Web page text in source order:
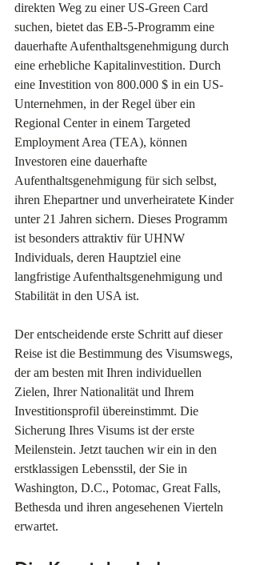
direkten Weg zu einer US-Green Card
suchen, bietet das EB-5-Programm eine
dauerhafte Aufenthaltsgenehmigung durch
eine erhebliche Kapitalinvestition. Durch
eine Investition von 800.000 $ in ein US-
Unternehmen, in der Regel über ein
Regional Center in einem Targeted
Employment Area (TEA), können
Investoren eine dauerhafte
Aufenthaltsgenehmigung für sich selbst,
ihren Ehepartner und unverheiratete Kinder
unter 21 Jahren sichern. Dieses Programm
ist besonders attraktiv für UHNW
Individuals, deren Hauptziel eine
langfristige Aufenthaltsgenehmigung und
Stabilität in den USA ist.
Der entscheidende erste Schritt auf dieser
Reise ist die Bestimmung des Visumswegs,
der am besten mit Ihren individuellen
Zielen, Ihrer Nationalität und Ihrem
Investitionsprofil übereinstimmt. Die
Sicherung Ihres Visums ist der erste
Meilenstein. Jetzt tauchen wir ein in den
erstklassigen Lebensstil, der Sie in
Washington, D.C., Potomac, Great Falls,
Bethesda und ihren angesehenen Vierteln
erwartet.